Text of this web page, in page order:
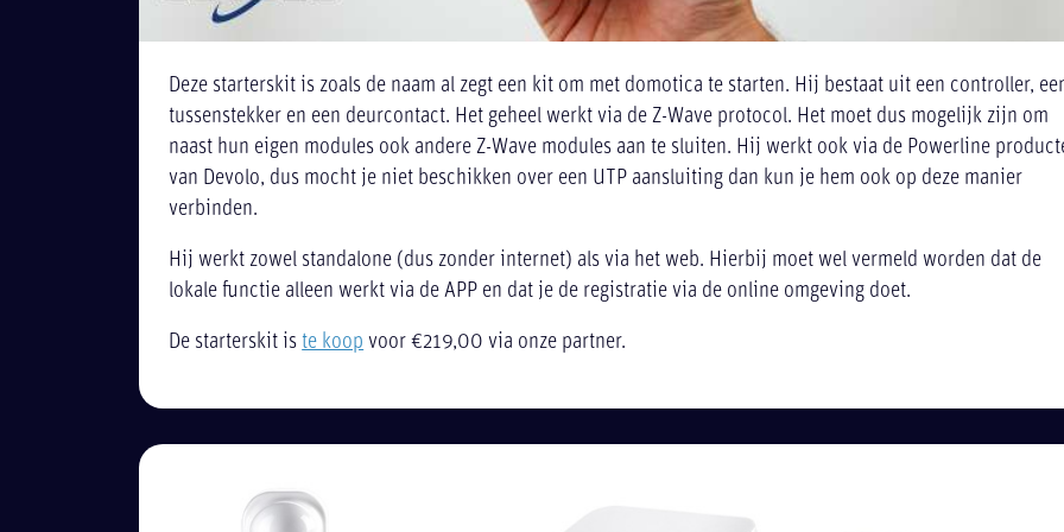
Deze starterskit is zoals de naam al zegt een kit om met domotica te starten. Hij bestaat uit een controller,
tussenstekker en een deurcontact. Het geheel werkt via de Z-Wave protocol. Het moet dus mogelijk zijn om
naast hun eigen modules ook andere Z-Wave modules aan te sluiten. Hij werkt ook via de Powerline
van Devolo, dus mocht je niet beschikken over een UTP aansluiting dan kun je hem ook op deze manier
verbinden.
Hij werkt zowel standalone (dus zonder internet) als via het web. Hierbij moet wel vermeld worden dat de
lokale functie alleen werkt via de APP en dat je de registratie via de online omgeving doet.
De starterskit iste koop voor €219,00 via onze partner.